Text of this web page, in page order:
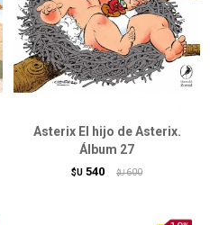
Asterix El hijo de Asterix.
Álbum 27
$U 540 $U 600